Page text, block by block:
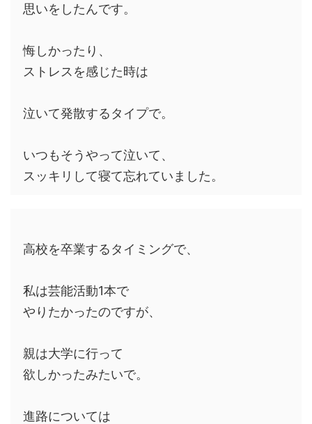
思いをしたんです。
悔しかったり、
ストレスを感じた時は
泣いて発散するタイプで。
いつもそうやって泣いて、
スッキリして寝て忘れていました。
高校を卒業するタイミングで、
私は芸能活動1本で
やりたかったのですが、
親は大学に行って
欲しかったみたいで。
進路については